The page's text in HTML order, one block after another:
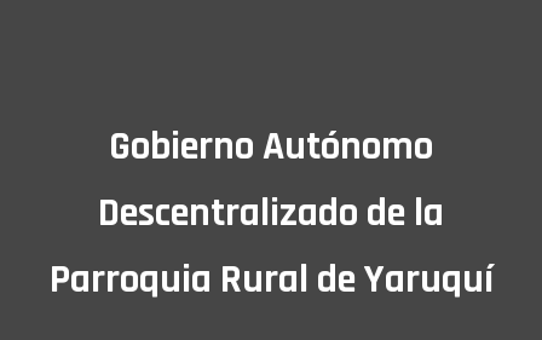
Gobierno Autónomo
Descentralizado de la
Parroquia Rural de Yaruquí